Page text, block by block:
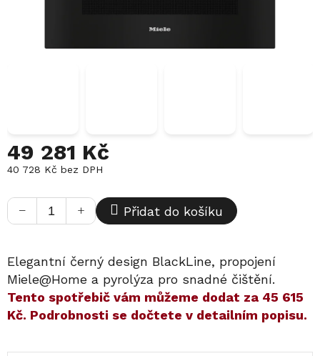
49 281 Kč
40 728 Kč bez DPH
cena:
+
− Přidat do košíku
Elegantní černý design BlackLine, propojení
Miele@Home a pyrolýza pro snadné čištění.
​​Tento spotřebič vám můžeme dodat za 45 615
Kč. Podrobnosti se dočtete v detailním popisu.